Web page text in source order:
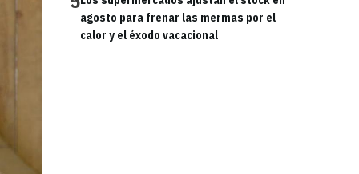
agosto para frenar las mermas por el
calor y el éxodo vacacional